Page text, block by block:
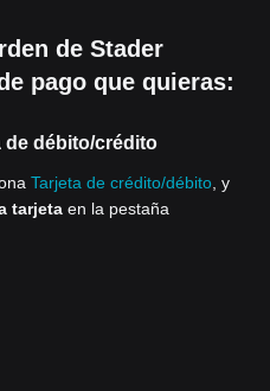
de Stader
pago que quieras:
de débito/crédito
Tarjeta de crédito/débito , y
tarjeta en la pestaña